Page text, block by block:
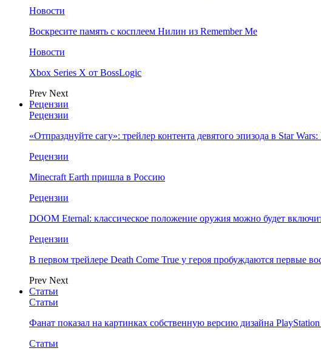
Новости
Воскресите память с косплеем Нилин из Remember Me
Новости
Xbox Series X от BossLogic
Prev Next
Рецензии
Рецензии
«Отпразднуйте сагу»: трейлер контента девятого эпизода в Star
Рецензии
Minecraft Earth пришла в Россию
Рецензии
DOOM Eternal: классическое положение оружия можно будет
Рецензии
В первом трейлере Death Come True у героя пробуждаются первые
Prev Next
Статьи
Статьи
Фанат показал на картинках собственную версию дизайна
Статьи